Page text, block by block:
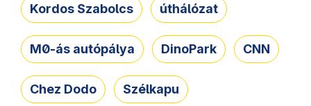
Kordos Szabolcs úthálózat
M0-ás autópálya DinoPark CNN
Chez Dodo Szélkapu